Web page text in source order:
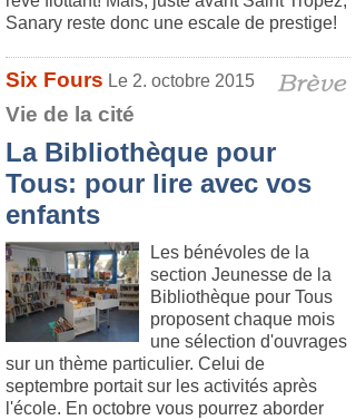
Sanary reste donc une escale de prestige!
Six Fours Le 2. octobre 2015
Vie de la cité
La Bibliothèque pour
Tous: pour lire avec vos
enfants
Les bénévoles de la
section Jeunesse de la
Bibliothèque pour Tous
proposent chaque mois
une sélection d'ouvrages
sur un thème particulier. Celui de
septembre portait sur les activités après
l'école. En octobre vous pourrez aborder